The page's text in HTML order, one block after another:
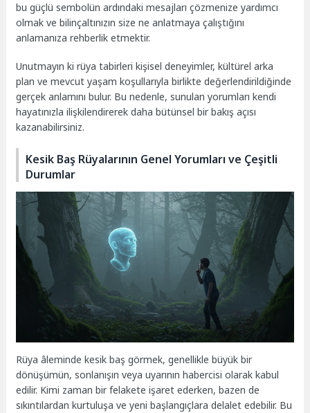
bu güçlü sembolün ardındaki mesajları çözmenize yardımcı
olmak ve bilinçaltınızın size ne anlatmaya çalıştığını
anlamanıza rehberlik etmektir.
Unutmayın ki rüya tabirleri kişisel deneyimler, kültürel arka
plan ve mevcut yaşam koşullarıyla birlikte değerlendirildiğinde
gerçek anlamını bulur. Bu nedenle, sunulan yorumları kendi
hayatınızla ilişkilendirerek daha bütünsel bir bakış açısı
kazanabilirsiniz.
Kesik Baş Rüyalarının Genel Yorumları ve Çeşitli
Durumlar
Rüya âleminde kesik baş görmek, genellikle büyük bir
dönüşümün, sonlanışın veya uyarının habercisi olarak kabul
edilir. Kimi zaman bir felakete işaret ederken, bazen de
sıkıntılardan kurtuluşa ve yeni başlangıçlara delalet edebilir. Bu